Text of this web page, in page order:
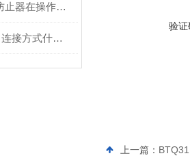
LHS743X-16Q倒流防止器在操作方面有什么要注意的呢？
自动卸荷阀YUSV25 连接方式什么呢？
验证
上一篇：